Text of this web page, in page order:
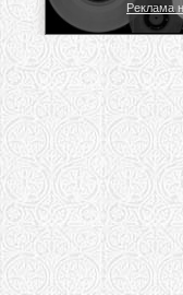
Реклама